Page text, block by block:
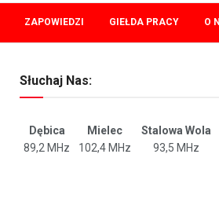
ZAPOWIEDZI GIEŁDA PRACY O
Słuchaj Nas:
Dębica Mielec Stalowa Wola
89,2 MHz
102,4 MHz 93,5 MHz